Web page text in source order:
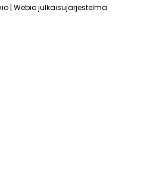
| Webio julkaisujärjestelmä